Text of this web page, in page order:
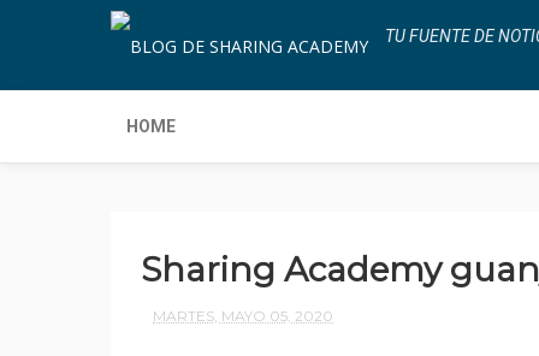
TU FUENTE DE
HOME
Sharing Academy
MARTES, MAYO 05, 2020